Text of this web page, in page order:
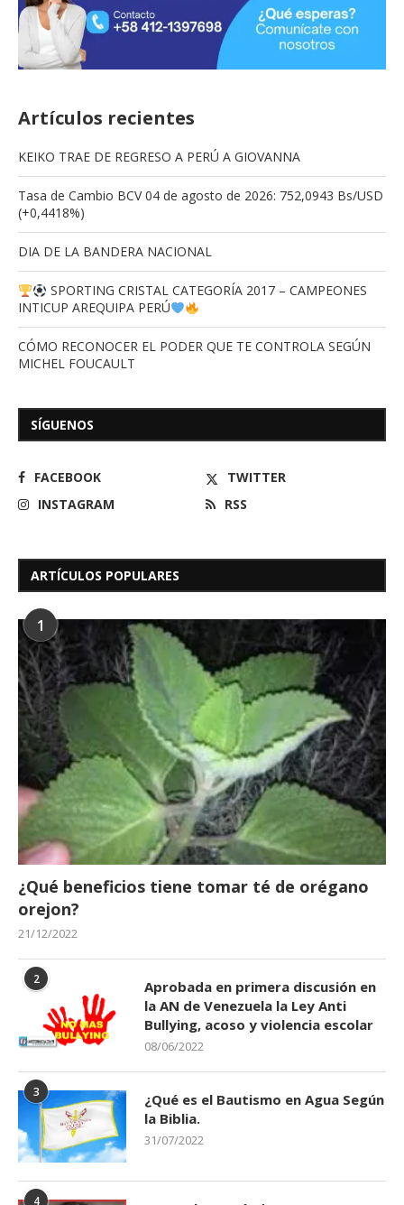
Artículos recientes
KEIKO TRAE DE REGRESO A PERÚ A GIOVANNA
Tasa de Cambio BCV 04 de agosto de 2026: 752,0943 Bs/USD
(+0,4418%)
DIA DE LA BANDERA NACIONAL
SPORTING CRISTAL CATEGORÍA 2017 – CAMPEONES
INTICUP AREQUIPA PERÚ
CÓMO RECONOCER EL PODER QUE TE CONTROLA SEGÚN
MICHEL FOUCAULT
SÍGUENOS
FACEBOOK
TWITTER
INSTAGRAM
RSS
ARTÍCULOS POPULARES
1
¿Qué beneficios tiene tomar té de orégano
orejon?
21/12/2022
2
Aprobada en primera discusión en
la AN de Venezuela la Ley Anti
Bullying, acoso y violencia escolar
08/06/2022
3
¿Qué es el Bautismo en Agua Según
la Biblia.
31/07/2022
4